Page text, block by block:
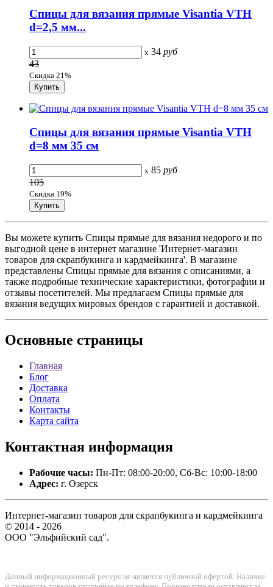
Спицы для вязания прямые Visantia VTH
d=2,5 мм...
x 34 руб
43
Скидка 21%
Спицы для вязания прямые Visantia VTH
d=8 мм 35 см
x 85 руб
105
Скидка 19%
Вы можете купить Спицы прямые для вязания недорого и по
выгодной цене в интернет магазине 'Интернет-магазин
товаров для скрапбукинга и кардмейкинга'. В магазине
представлены Спицы прямые для вязания с описаниями, а
также подробные технические характеристики, фотографии и
отзывы посетителей. Мы предлагаем Спицы прямые для
вязания ведущих мировых брендов с гарантией и доставкой.
Основные страницы
Главная
Блог
Доставка
Оплата
Контакты
Карта сайта
Контактная информация
Рабочие часы: Пн-Пт: 08:00-20:00, Сб-Вс: 10:00-18:00
Адрес: г. Озерск
Интернет-магазин товаров для скрапбукинга и кардмейкинга
© 2014 - 2026
ООО "Эльфийский сад".
Данный информационный ресурс не является публичной офертой. Наличие